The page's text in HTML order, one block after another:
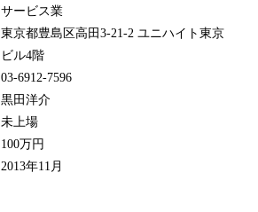
サービス業
東京都豊島区高田3-21-2 ユニハイト東京
ビル4階
03-6912-7596
黒田洋介
未上場
100万円
2013年11月